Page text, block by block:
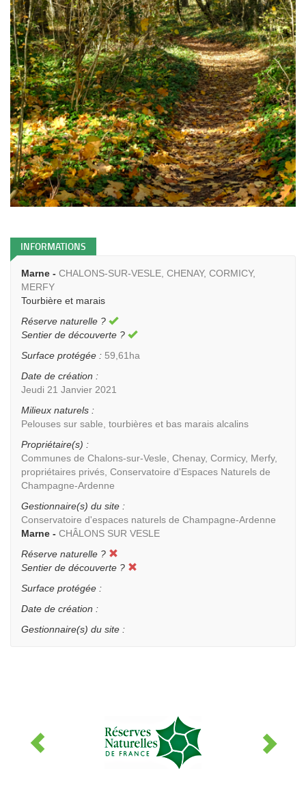
INFORMATIONS
Marne - CHALONS-SUR-VESLE, CHENAY, CORMICY,
MERFY
Tourbière et marais
Réserve naturelle ?
Sentier de découverte ?
Surface protégée : 59,61ha
Date de création :
Jeudi 21 Janvier 2021
Milieux naturels :
Pelouses sur sable, tourbières et bas marais alcalins
Propriétaire(s) :
Communes de Chalons-sur-Vesle, Chenay, Cormicy, Merfy,
propriétaires privés, Conservatoire d'Espaces Naturels de
Champagne-Ardenne
Gestionnaire(s) du site :
Conservatoire d'espaces naturels de Champagne-Ardenne
Marne - CHÂLONS SUR VESLE
Réserve naturelle ?
Sentier de découverte ?
Surface protégée :
Date de création :
Gestionnaire(s) du site :